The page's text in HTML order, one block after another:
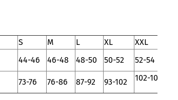
S M L XL
XXL
44-46 46-48 48-50 50-52
52-54
73-76 76-86 87-92 93-102 102-107